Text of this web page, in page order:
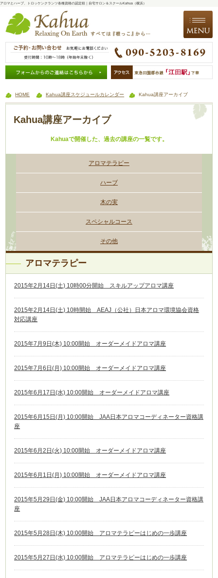
アロマとハーブ、トロッケンクランツ各種資格の認定校｜自宅サロン＆スクールKahua（横浜）
HOME Kahua講座スケジュールカレンダー Kahua講座アーカイブ
Kahua講座アーカイブ
Kahuaで開催した、過去の講座の一覧です。
アロマテラピー
ハーブ
木の実
スペシャルコース
その他
アロマテラピー
2015年2月14日(土) 10時00分開始 スキルアップアロマ講座
2015年2月14日(土) 10時開始 AEAJ（公社）日本アロマ環境協会資格
対応講座
2015年7月9日(木) 10:00開始 オーダーメイドアロマ講座
2015年7月6日(月) 10:00開始 オーダーメイドアロマ講座
2015年6月17日(水) 10:00開始 オーダーメイドアロマ講座
2015年6月15日(月) 10:00開始 JAA日本アロマコーディネーター資格講
座
2015年6月2日(火) 10:00開始 オーダーメイドアロマ講座
2015年6月1日(月) 10:00開始 オーダーメイドアロマ講座
2015年5月29日(金) 10:00開始 JAA日本アロマコーディネーター資格講
座
2015年5月28日(木) 10:00開始 アロマテラピーはじめの一歩講座
2015年5月27日(水) 10:00開始 アロマテラピーはじめの一歩講座